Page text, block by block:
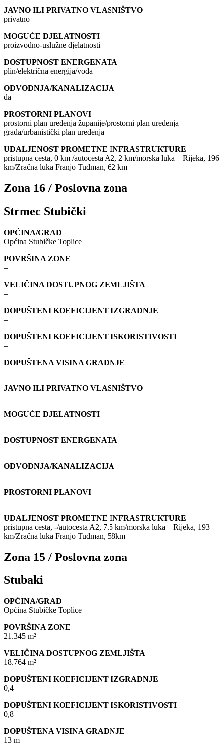
JAVNO ILI PRIVATNO VLASNIŠTVO
privatno
MOGUĆE DJELATNOSTI
proizvodno-uslužne djelatnosti
DOSTUPNOST ENERGENATA
plin/električna energija/voda
ODVODNJA/KANALIZACIJA
da
PROSTORNI PLANOVI
prostorni plan uređenja županije/prostorni plan uređenja
grada/urbanistički plan uređenja
UDALJENOST PROMETNE INFRASTRUKTURE
pristupna cesta, 0 km /autocesta A2, 2 km/morska luka – Rijeka, 196
km/Zračna luka Franjo Tuđman, 62 km
Zona 16 / Poslovna zona
Strmec Stubički
OPĆINA/GRAD
Općina Stubičke Toplice
POVRŠINA ZONE
–
VELIČINA DOSTUPNOG ZEMLJIŠTA
–
DOPUŠTENI KOEFICIJENT IZGRADNJE
–
DOPUŠTENI KOEFICIJENT ISKORISTIVOSTI
–
DOPUŠTENA VISINA GRADNJE
–
JAVNO ILI PRIVATNO VLASNIŠTVO
–
MOGUĆE DJELATNOSTI
–
DOSTUPNOST ENERGENATA
–
ODVODNJA/KANALIZACIJA
–
PROSTORNI PLANOVI
–
UDALJENOST PROMETNE INFRASTRUKTURE
pristupna cesta, -/autocesta A2, 7.5 km/morska luka – Rijeka, 193
km/Zračna luka Franjo Tuđman, 58km
Zona 15 / Poslovna zona
Stubaki
OPĆINA/GRAD
Općina Stubičke Toplice
POVRŠINA ZONE
21.345 m²
VELIČINA DOSTUPNOG ZEMLJIŠTA
18.764 m²
DOPUŠTENI KOEFICIJENT IZGRADNJE
0,4
DOPUŠTENI KOEFICIJENT ISKORISTIVOSTI
0,8
DOPUŠTENA VISINA GRADNJE
13 m